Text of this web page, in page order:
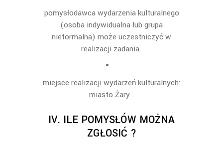
pomysłodawcawydarzenia kulturalnego
(osoba indywidualna lub grupa
nieformalna) może uczestniczyćw
realizacji zadania.
miejsce realizacji wydarzeń kulturalnych:
miasto Żary .
IV. ILE POMYSŁÓW MOŻNA
ZGŁOSIĆ ?